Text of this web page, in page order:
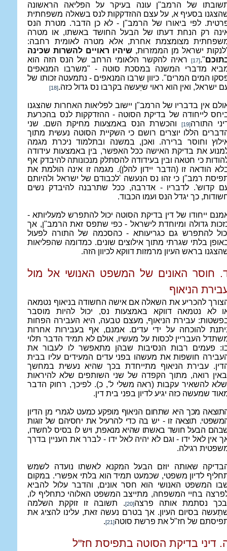
של הרמב"ן עונה בעיקר על הפליאה הראשונה
בסעיף א, על עצם ההזדקקות לנס בשאלה משפחתית
לפי ביאורו של הרמב"ן - לא כן הדבר. מטרת הנס
רק הנחת דעתו של הבעל החושד באשתו, או מטרה
מצומצמת אחרת, אלא מטרה לאומית רחבה:
ישראל מן הממזרוּת, שיהיו ראויים להשרות שכינה
".
[17]
ראיה להקשר הלאומי הרחב של הנס הזה הוא
מדברי המשנה במסכת סוטה - "משרבו המנאפים
המים המרים". כיוון שרבו המנאפים - נתמעטה זכותו של
ישראל, ואין הוא ראוי שיֵעשה בקרבו נס גדול כזה.[18]
אין בדבריו של הרמב"ן יישוב לפליאות האחרות שהצגנו
לייחודה של בדיקת הסוטה - ההזדקקות לנס בהכרעת
התורה[19]והכשרת הנס באמצעות מחיקת השם. שני
הללו יוצרים רושם כי השקיית הסוטה נעשית מתוך
וחוסר ברירה. ואכן, במשנה ובתלמוד ניכרת מגמה
את בדיקת האישה ככל האפשר, בין באמצעות עידודה
כי חטאה ובין בעידודה להסתלק מנכונותה להיבדק אף
הודאה זו (הדבר יידון להלן). מגמה זו אינה הולמת את
רמב"ן כי זהו נס הנעשה 'לכבודם של ישראל ולהיותם
קדוש'. לדבריו - אדרבה, ככל שתרבנה להיבדק נשים
כך יגדל הנס ועמו הכבוד.
ייחודו של דין בדיקת הסוטה יכול להתפרש למעליותא -
גדולה ומיוחדת לישראל - כפי שתפס זאת הרמב"ן, אך
להתפרש גם כגריעותא - כהסכמה של התורה לפעול
בלתי שגרתי מתוך אילוצים שונים. כמדומה שהפליאות
בראש העיון מרמזות דווקא לכיוון הזה.
חוסר האונים של המשפט האנושי אל מול
הניאוף
להכריע את השאלה אם אישה החשודה בניאוף נטמאה
לא נטמאה דווקא באמצעות נס, יכול להיות מוסבר
עבירת הניאוף, מעצם טבעה, היא העבירה הפחות
להוכחה על ידי עדים. אמנם, אף בעבירות אחרות
העבריין לכסות על מעשיו, אולם לא תמיד הדבר תלוי
פעמים רבות הנסיבות שבהן מתאפשר לו לעבור את
חושפות את מעשהו בפני עדים המעידים עליו בבית
עבירת הניאוף מתייחדת בכך שהיא נעשית במחשך
רואה, מתוך הקפדה של שני השותפים שלא להיראות
להשאיר עקבות (ראה משלי ל', כ). לפיכך, רחוק הדבר
שמעשה כזה יגיע לדיון בפני בית דין.
מכך היא שתחום הניאוף מופקע כמעט לגמרי מן הדיון
תוצאה זו - יש בה כדי להרעיל את יחסיהם של זוגות
הבעל חושד באשתו שהיא מנאפת, ויש לו בסיס לחשדו,
אין לאל ידו - וגם לא יהיה לאל ידו - לברר את העניין בדרך
רגילה.
שאותה יוזם הבעל המקנא לאשתו נועדה לשמש
לדיון משפטי, שכמעט תמיד הוא בלתי אפשרי. במקום
המשפט האנושי הוא חסר אונים, והדבר עלול להביא
בחיי המשפחה, מתייצב המשפט האלוהי כתחליף לו,
נסתמת אותה פרצה[20]. תשובה זו זוקקת השלמה
בסיום העיון. אך בטרם נעשה זאת, עלינו להציג את
של חז"ל את פרשת סוטה[21]
.
דיני בדיקת הסוטה בתפיסת חז"ל